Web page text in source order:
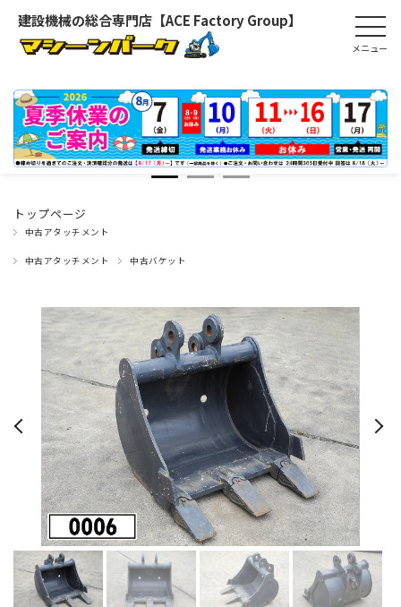
建設機械の総合専門店【ACE Factory Group】
トップページ
中古アタッチメント
中古アタッチメント 中古バケット